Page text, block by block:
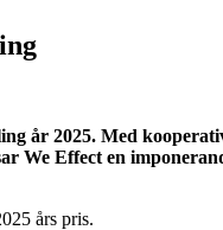
år 2025. Med
We Effect en
års pris.